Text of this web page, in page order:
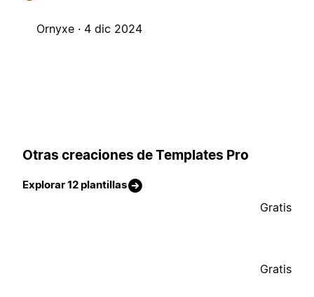
Ornyxe · 4 dic 2024
Otras creaciones de Templates Pro
Explorar 12 plantillas
Gratis
Gratis